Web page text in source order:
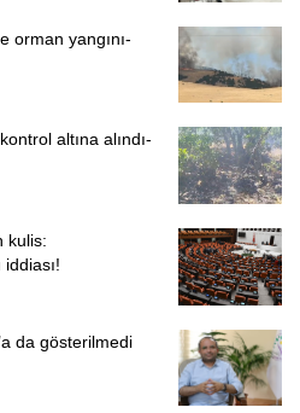
orman yangını-
altına alındı-
kulis:
da gösterilmedi